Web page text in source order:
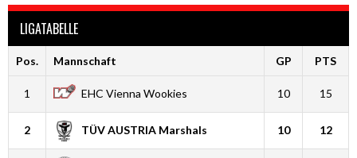
LIGATABELLE
Pos. Mannschaft GP PTS
1 EHC Vienna Wookies 10 15
2 TÜV AUSTRIA Marshals 10 12